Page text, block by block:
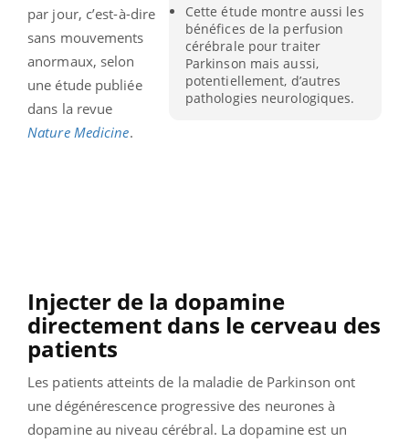
Cette étude montre aussi les
bénéfices de la perfusion
cérébrale pour traiter
Parkinson mais aussi,
potentiellement, d’autres
pathologies neurologiques.
par jour, c’est-à-dire
sans mouvements
anormaux, selon
une étude publiée
dans la revue
Nature Medicine.
Injecter de la dopamine
directement dans le cerveau des
patients
Les patients atteints de la maladie de Parkinson ont
une dégénérescence progressive des neurones à
dopamine au niveau cérébral. La dopamine est un